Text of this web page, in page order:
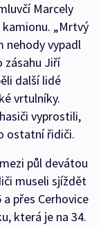
Marcely
„Mrtvý
nehody vypadl
zásahu Jiří
další lidé
vrtulníky.
vyprostili,
ostatní řidiči.
půl devátou
museli sjíždět
přes Cerhovice
která je na 34.